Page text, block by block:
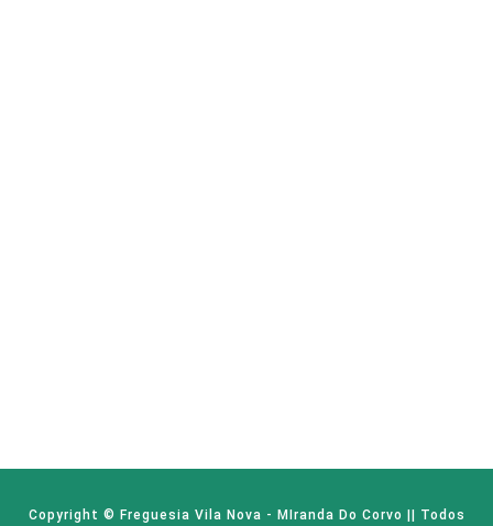
Copyright © Freguesia Vila Nova - MIranda Do Corvo || Todos